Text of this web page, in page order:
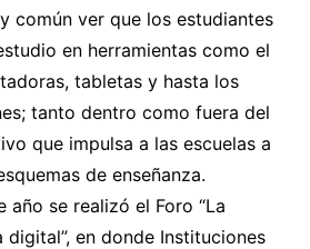
común ver que los estudiantes
en herramientas como el
tabletas y hasta los
tanto dentro como fuera del
que impulsa a las escuelas a
de enseñanza.
año se realizó el Foro “La
digital”, en donde Instituciones